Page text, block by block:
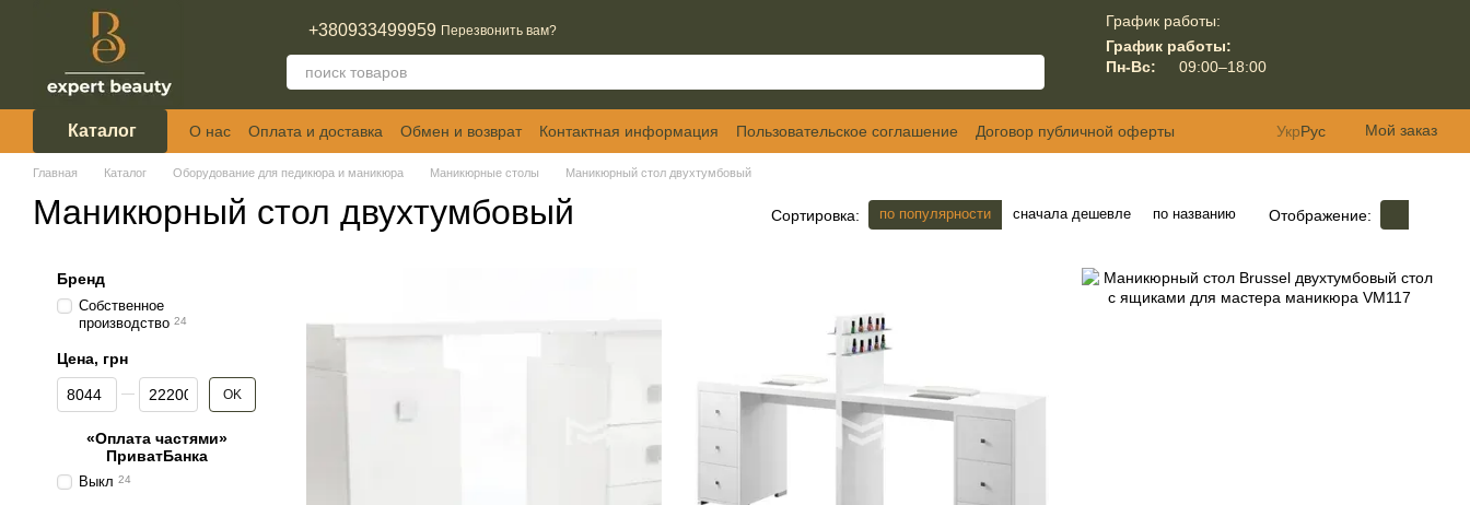
Перейти к основному контенту
+380933499959 Перезвонить вам?
График работы:
График работы:
Пн-Вс:
09:00–18:00
Каталог О нас Оплата и доставка Обмен и возврат Контактная информация Пользовательское соглашение
Договор публичной оферты
Отзывы о магазине
УкрРус Мой заказ
Главная Каталог Оборудование для педикюра и маникюра Маникюрные столы Маникюрный стол двухтумбовый
Маникюрный стол двухтумбовый Сортировка: по популярности сначала дешевле по названию Отображение:
Бренд
Собственное
производство 24
Цена, грн
От Цена, грн
До Цена, грн OK
«Оплата частями»
ПриватБанка
Выкл 24